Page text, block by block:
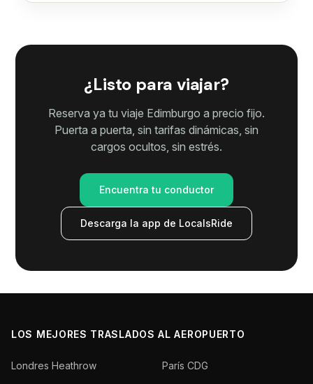
¿Listo para viajar?
Reserva ya tu viaje Edimburgo a precio fijo.
Puerta a puerta, sin tarifas dinámicas, sin
cargos ocultos, sin estrés.
Encuentra tu conductor
Descarga la app de LocalsRide
LOS MEJORES TRASLADOS AL AEROPUERTO
Londres Heathrow París CDG